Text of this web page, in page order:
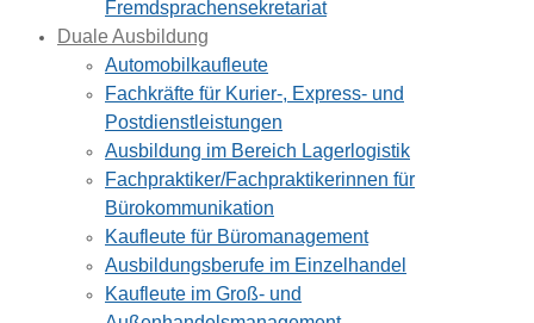
Fremdsprachensekretariat
Duale Ausbildung
Automobilkaufleute
Fachkräfte für Kurier-, Express- und
Postdienstleistungen
Ausbildung im Bereich Lagerlogistik
Fachpraktiker/Fachpraktikerinnen für
Bürokommunikation
Kaufleute für Büromanagement
Ausbildungsberufe im Einzelhandel
Kaufleute im Groß- und